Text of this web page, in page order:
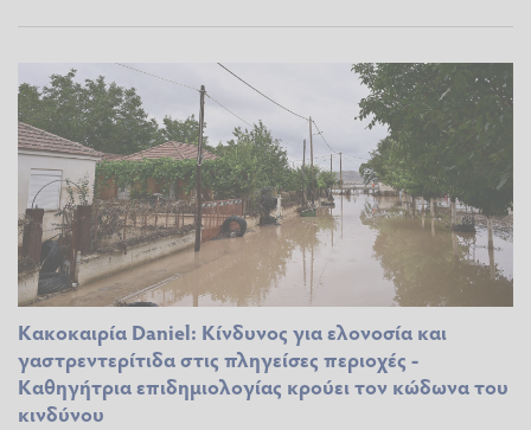
Κακοκαιρία Daniel: Κίνδυνος για ελονοσία και
γαστρεντερίτιδα στις πληγείσες περιοχές -
Καθηγήτρια επιδημιολογίας κρούει τον κώδωνα του
κινδύνου